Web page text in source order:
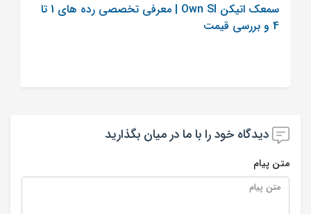
سمعک اتیکن Own SI | معرفی تخصصی رده های 1 تا
4 و بررسی قیمت
دیدگاه خود را با ما در میان بگذارید
متن پیام